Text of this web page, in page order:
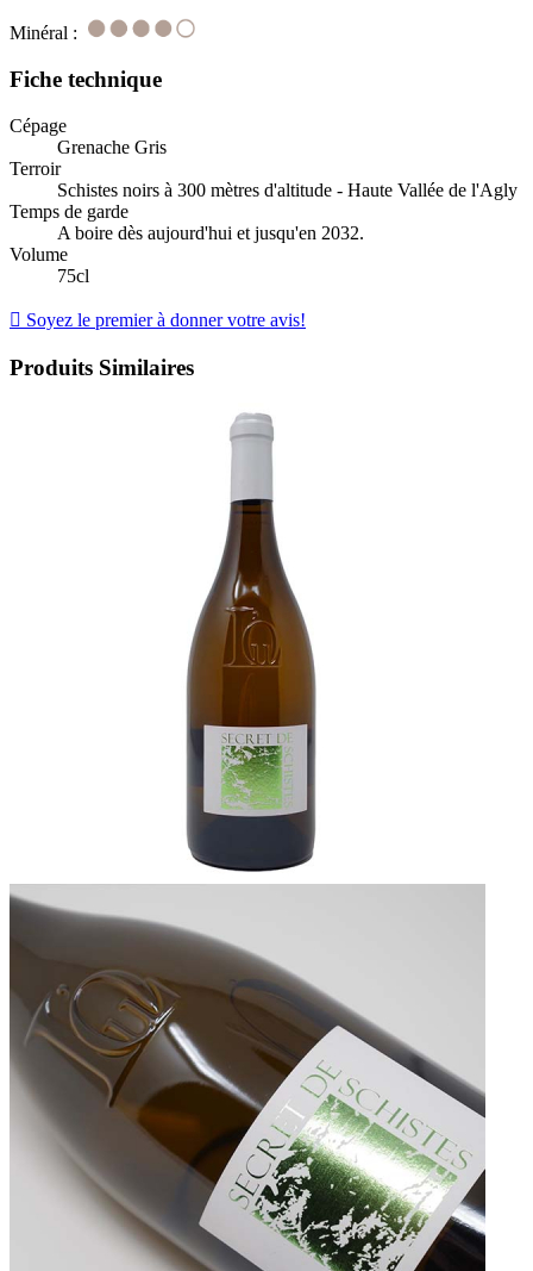
Minéral :
Fiche technique
Cépage
Grenache Gris
Terroir
Schistes noirs à 300 mètres d'altitude - Haute Vallée de l'Agly
Temps de garde
A boire dès aujourd'hui et jusqu'en 2032.
Volume
75cl
 Soyez le premier à donner votre avis!
Produits Similaires